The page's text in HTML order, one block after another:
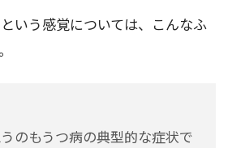
いう感覚については、こんなふ
のもうつ病の典型的な症状で